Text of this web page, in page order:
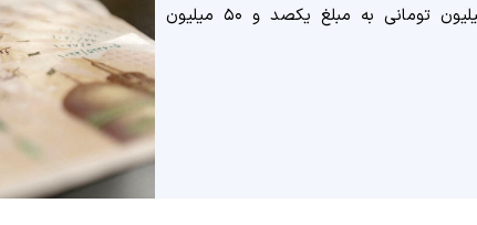
افزایش ۳۰ میلیون تومانی به مبلغ یکصد و ۵۰ میلیون